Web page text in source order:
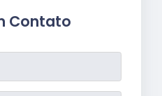
Contato